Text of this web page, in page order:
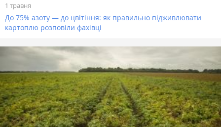
1 травня
До 75% азоту — до цвітіння: як правильно підживлювати
картоплю розповіли фахівці